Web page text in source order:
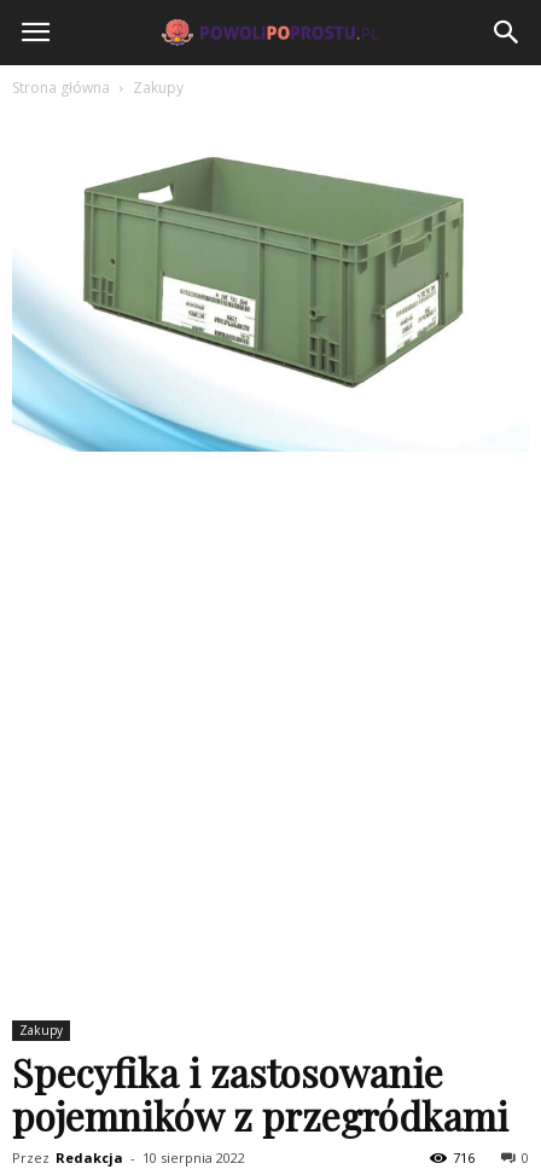
PowoliPoProstu.pl
Strona główna Zakupy
Zakupy
Specyfika i zastosowanie
pojemników z przegródkami
Przez Redakcja - 10 sierpnia 2022 0
716